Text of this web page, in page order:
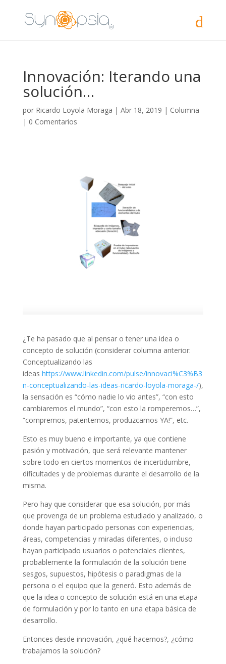
Innovación: Iterando una
solución…
por Ricardo Loyola Moraga | Abr 18, 2019 | Columna
| 0 Comentarios
¿Te ha pasado que al pensar o tener una idea o
concepto de solución (considerar columna anterior:
Conceptualizando las
ideas https://www.linkedin.com/pulse/innovaci%C3%B3
n-conceptualizando-las-ideas-ricardo-loyola-moraga-/),
la sensación es “cómo nadie lo vio antes”, “con esto
cambiaremos el mundo”, “con esto la romperemos…”,
“compremos, patentemos, produzcamos YA!”, etc.
Esto es muy bueno e importante, ya que contiene
pasión y motivación, que será relevante mantener
sobre todo en ciertos momentos de incertidumbre,
dificultades y de problemas durante el desarrollo de la
misma.
Pero hay que considerar que esa solución, por más
que provenga de un problema estudiado y analizado, o
donde hayan participado personas con experiencias,
áreas, competencias y miradas diferentes, o incluso
hayan participado usuarios o potenciales clientes,
probablemente la formulación de la solución tiene
sesgos, supuestos, hipótesis o paradigmas de la
persona o el equipo que la generó. Esto además de
que la idea o concepto de solución está en una etapa
de formulación y por lo tanto en una etapa básica de
desarrollo.
Entonces desde innovación, ¿qué hacemos?, ¿cómo
trabajamos la solución?